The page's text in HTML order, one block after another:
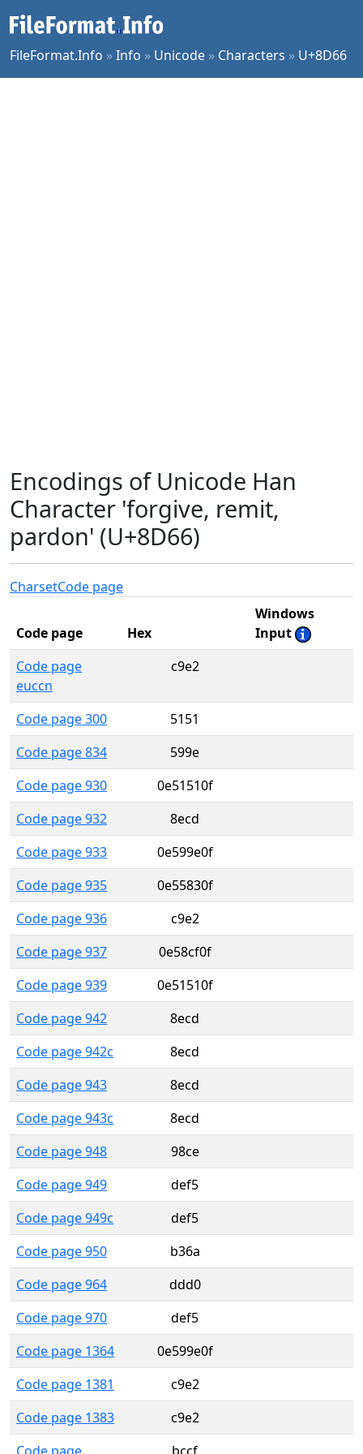
FileFormat.Info »Info » Unicode » Characters » U+8D66
Encodings of Unicode Han
Character 'forgive, remit,
pardon' (U+8D66)
CharsetCode page
Code page Hex
Windows
Input
Code page
euccn
c9e2
Code page 300
5151
Code page 834
599e
Code page 930
0e51510f
Code page 932
8ecd
Code page 933
0e599e0f
Code page 935
0e55830f
Code page 936
c9e2
Code page 937
0e58cf0f
Code page 939
0e51510f
Code page 942
8ecd
Code page 942c
8ecd
Code page 943
8ecd
Code page 943c
8ecd
Code page 948
98ce
Code page 949
def5
Code page 949c
def5
Code page 950
b36a
Code page 964
ddd0
Code page 970
def5
Code page 1364
0e599e0f
Code page 1381
c9e2
Code page 1383
c9e2